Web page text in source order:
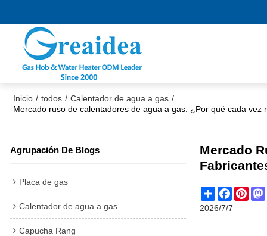
Inicio / todos / Calentador de agua a gas /
Mercado ruso de calentadores de agua a gas: ¿Por qué cada
Agrupación De Blogs
Placa de gas
Calentador de agua a gas
Capucha Rang
Mercado
Share
2026/7/7